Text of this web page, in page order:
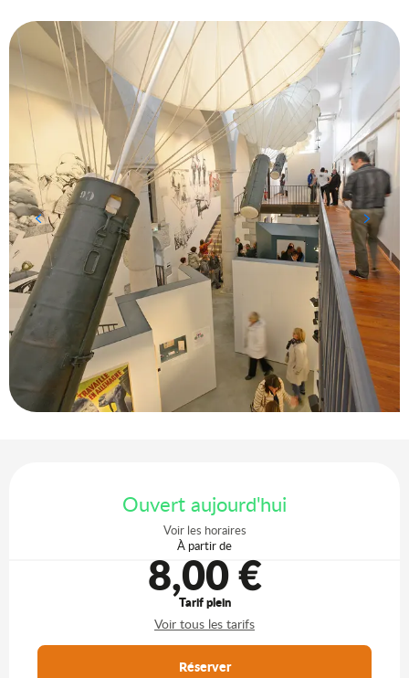
Ouvert aujourd'hui
Voir les horaires
À partir de
8,00 €
Tarif plein
Voir tous les tarifs
Réserver